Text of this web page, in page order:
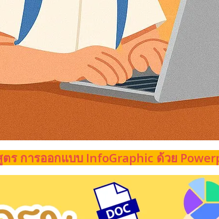
ร การออกแบบ InfoGraphic ด้วย